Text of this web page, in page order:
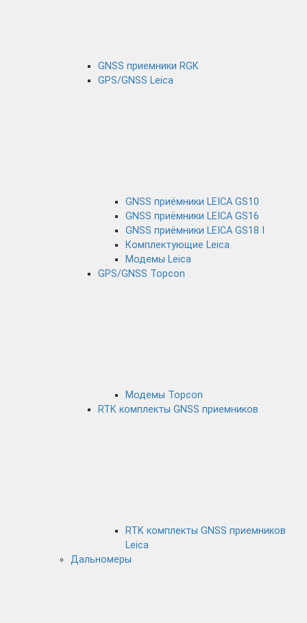
GNSS приемники RGK
GPS/GNSS Leica
GNSS приёмники LEICA GS10
GNSS приёмники LEICA GS16
GNSS приёмники LEICA GS18 I
Комплектующие Leica
Модемы Leica
GPS/GNSS Topcon
Модемы Topcon
RTK комплекты GNSS приемников
RTK комплекты GNSS приемников
Leica
Дальномеры